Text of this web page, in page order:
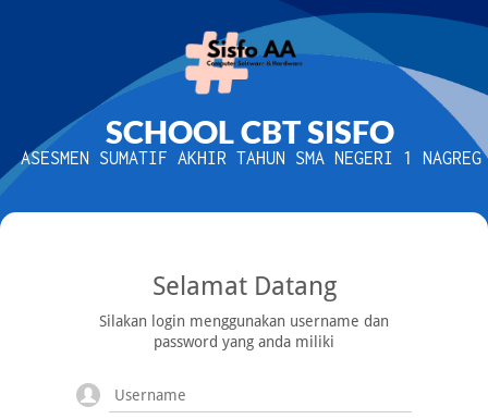
SCHOOL CBT SISFO
ASESMEN SUMATIF AKHIR TAHUN SMA NEGERI 1 NAGREG
Selamat Datang
Silakan login menggunakan username dan
password yang anda miliki